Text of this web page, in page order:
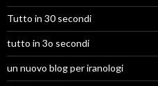
Tutto in 30 secondi
tutto in 3o secondi
un nuovo blog per iranologi